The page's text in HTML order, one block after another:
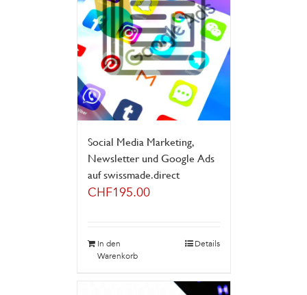
Social Media Marketing,
Newsletter und Google Ads
auf swissmade.direct
CHF195.00
In den
Warenkorb
Details